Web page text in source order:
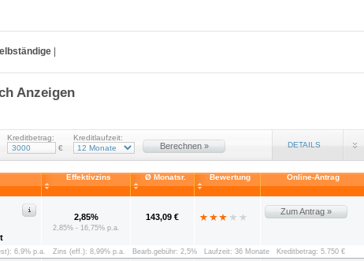
Anzeigen
Kreditbetrag:
€
Kreditlaufzeit:
Berechnen » DETAILS
Effektivzins Ø Monatsr. Bewertung Online-Antrag
2,85%
2,85% - 16,75% p.a.
143,09 €
Zum Antrag »
6,9% p.a. Zins (eff.): 8,99% p.a. Bearb.gebühr: 2,5% Laufzeit: 36 Monate Kreditbetrag: 5.750 €